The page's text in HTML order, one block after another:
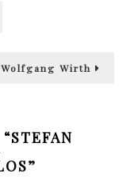
Wirth
STEFAN
”